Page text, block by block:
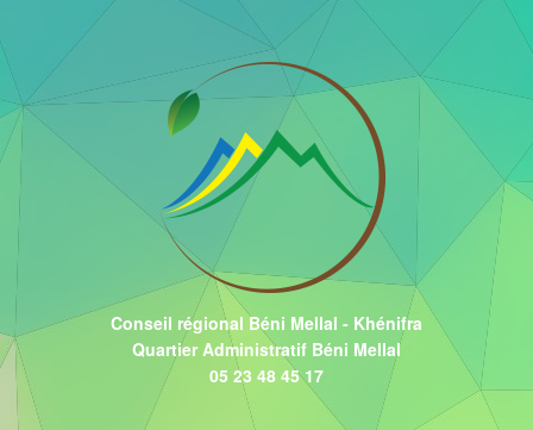
Conseil régional Béni Mellal - Khénifra
Quartier Administratif Béni Mellal
05 23 48 45 17